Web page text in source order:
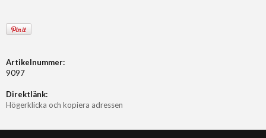
Artikelnummer:
9097
Direktlänk:
Högerklicka och kopiera adressen